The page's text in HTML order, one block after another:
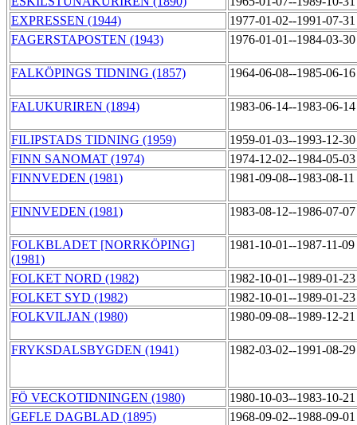
EXPRESSEN (1944)
1977-01-02--1991-07-
FAGERSTAPOSTEN (1943)
1976-01-01--1984-03-
FALKÖPINGS TIDNING (1857) 1964-06-08--1985-06-
FALUKURIREN (1894) 1983-06-14--1983-06-
FILIPSTADS TIDNING (1959)
1959-01-03--1993-12-
FINN SANOMAT (1974)
1974-12-02--1984-05-
FINNVEDEN (1981)
1981-09-08--1983-08-11
FINNVEDEN (1981) 1983-08-12--1986-07-
FOLKBLADET [NORRKÖPING]
(1981)
1981-10-01--1987-11-09
FOLKET NORD (1982)
1982-10-01--1989-01-
FOLKET SYD (1982)
1982-10-01--1989-01-
FOLKVILJAN (1980)
1980-09-08--1989-12-
FRYKSDALSBYGDEN (1941) 1982-03-02--1991-08-
FÖ VECKOTIDNINGEN (1980)
1980-10-03--1983-10-
GEFLE DAGBLAD (1895)
1968-09-02--1988-09-